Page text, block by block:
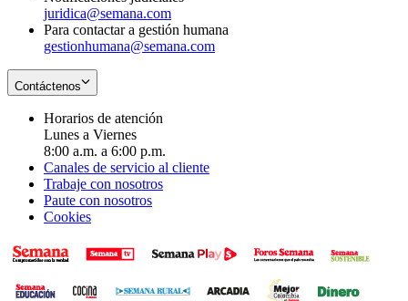
juridica@semana.com
Para contactar a gestión humana
gestionhumana@semana.com
Contáctenos
Horarios de atención
Lunes a Viernes
8:00 a.m. a 6:00 p.m.
Canales de servicio al cliente
Trabaje con nosotros
Paute con nosotros
Cookies